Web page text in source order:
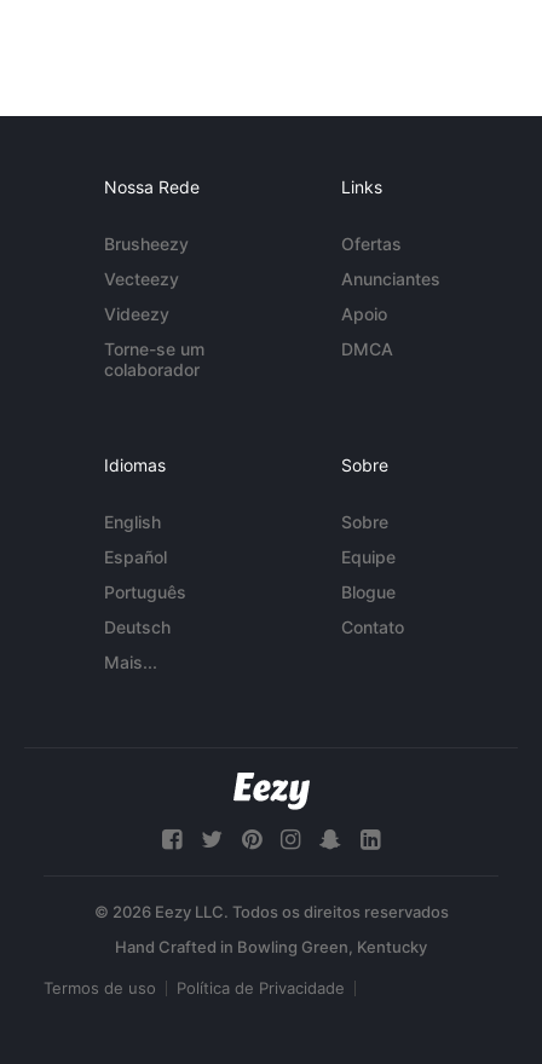
Nossa Rede
Brusheezy
Vecteezy
Videezy
Torne-se um
colaborador
Links
Ofertas
Anunciantes
Apoio
DMCA
Idiomas
English
Español
Português
Deutsch
Mais...
Sobre
Sobre
Equipe
Blogue
Contato
© 2026 Eezy LLC. Todos os direitos reservados
Termos de uso Política de Privacidade